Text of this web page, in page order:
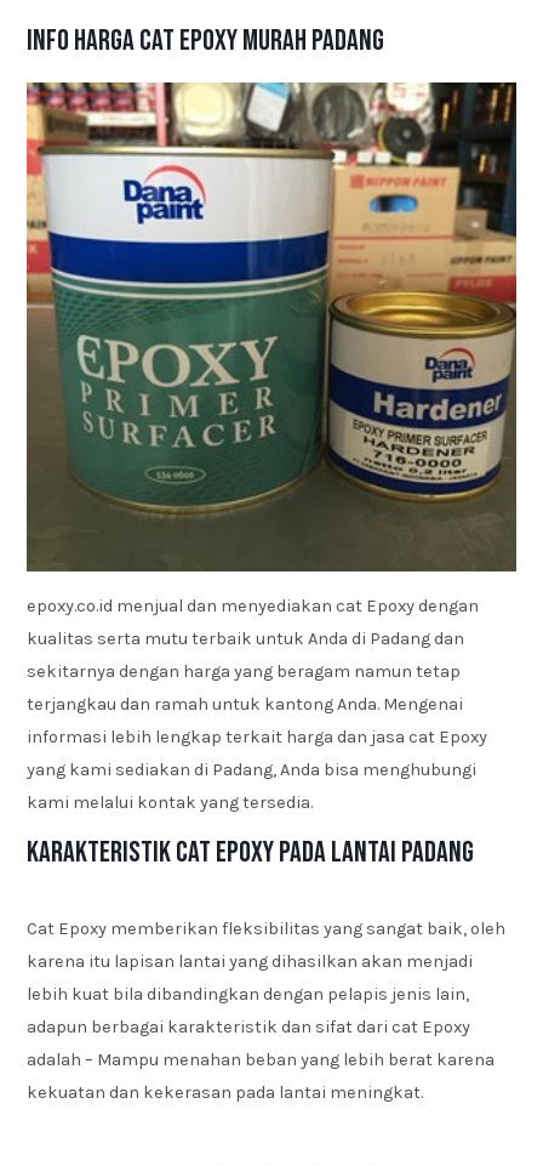
Info Harga Cat Epoxy Murah Padang
epoxy.co.id menjual dan menyediakan cat Epoxy dengan
kualitas serta mutu terbaik untuk Anda di Padang dan
sekitarnya dengan harga yang beragam namun tetap
terjangkau dan ramah untuk kantong Anda. Mengenai
informasi lebih lengkap terkait harga dan jasa cat Epoxy
yang kami sediakan di Padang, Anda bisa menghubungi
kami melalui kontak yang tersedia.
Karakteristik Cat Epoxy pada Lantai Padang
Cat Epoxy memberikan fleksibilitas yang sangat baik, oleh
karena itu lapisan lantai yang dihasilkan akan menjadi
lebih kuat bila dibandingkan dengan pelapis jenis lain,
adapun berbagai karakteristik dan sifat dari cat Epoxy
adalah – Mampu menahan beban yang lebih berat karena
kekuatan dan kekerasan pada lantai meningkat.